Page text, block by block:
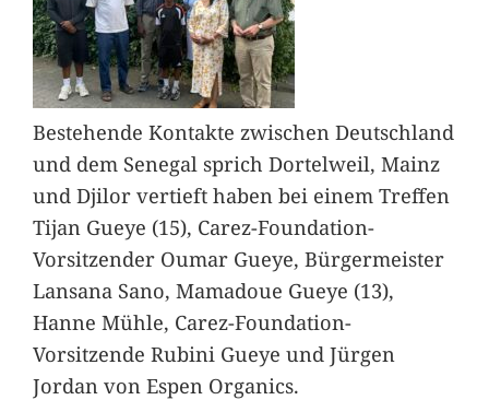
Bestehende Kontakte zwischen Deutschland
und dem Senegal sprich Dortelweil, Mainz
und Djilor vertieft haben bei einem Treffen
Tijan Gueye (15), Carez-Foundation-
Vorsitzender Oumar Gueye, Bürgermeister
Lansana Sano, Mamadoue Gueye (13),
Hanne Mühle, Carez-Foundation-
Vorsitzende Rubini Gueye und Jürgen
Jordan von Espen Organics.